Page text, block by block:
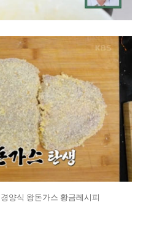
양식 왕돈가스 황금레시피